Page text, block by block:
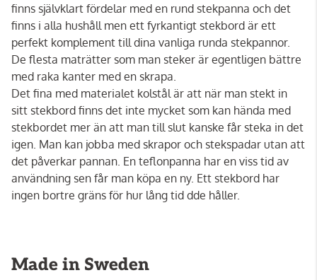
finns självklart fördelar med en rund stekpanna och det
finns i alla hushåll men ett fyrkantigt stekbord är ett
perfekt komplement till dina vanliga runda stekpannor.
De flesta maträtter som man steker är egentligen bättre
med raka kanter med en skrapa.
Det fina med materialet kolstål är att när man stekt in
sitt stekbord finns det inte mycket som kan hända med
stekbordet mer än att man till slut kanske får steka in det
igen. Man kan jobba med skrapor och stekspadar utan att
det påverkar pannan. En teflonpanna har en viss tid av
användning sen får man köpa en ny. Ett stekbord har
ingen bortre gräns för hur lång tid dde håller.
Made in Sweden